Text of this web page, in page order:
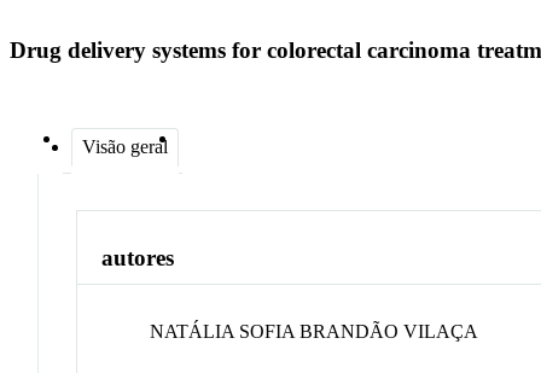
Drug delivery systems for colorectal carcinoma
Visão geral
autores
NATÁLIA SOFIA BRANDÃO VILAÇA